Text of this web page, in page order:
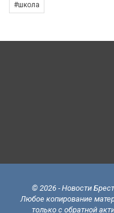
#школа
© 2026 - Новости
Любое копирование
только с обратной